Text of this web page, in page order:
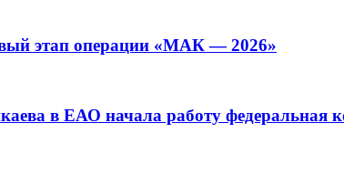
этап операции «МАК — 2026»
в ЕАО начала работу федеральная